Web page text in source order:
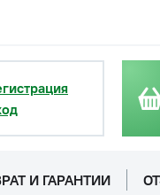
И ГАРАНТИИ